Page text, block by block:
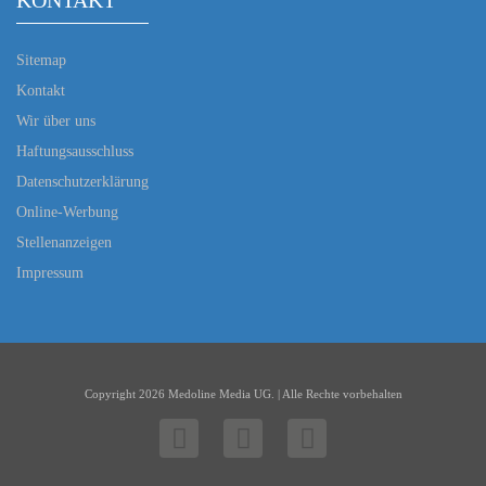
Sitemap
Kontakt
Wir über uns
Haftungsausschluss
Datenschutzerklärung
Online-Werbung
Stellenanzeigen
Impressum
Copyright 2026 Medoline Media UG. | Alle Rechte vorbehalten